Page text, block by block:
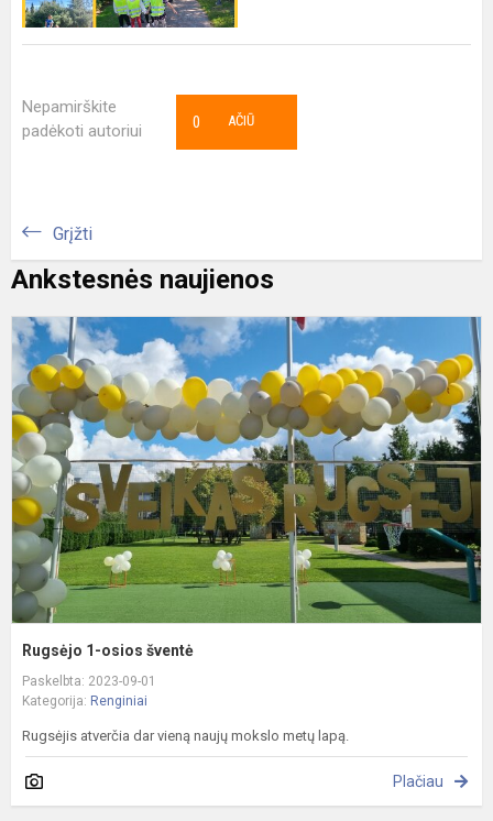
Nepamirškite
padėkoti autoriui
AČIŪ
0
Grįžti
Ankstesnės naujienos
Rugsėjo 1-osios šventė
Paskelbta: 2023-09-01
Kategorija: Renginiai
Rugsėjis atverčia dar vieną naujų mokslo metų lapą.
Plačiau